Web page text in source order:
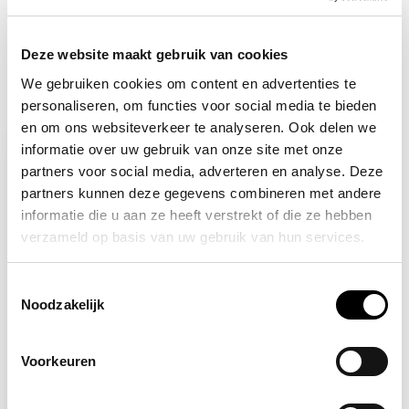
Deze website maakt gebruik van cookies
We gebruiken cookies om content en advertenties te
personaliseren, om functies voor social media te bieden
en om ons websiteverkeer te analyseren. Ook delen we
informatie over uw gebruik van onze site met onze
partners voor social media, adverteren en analyse. Deze
partners kunnen deze gegevens combineren met andere
informatie die u aan ze heeft verstrekt of die ze hebben
verzameld op basis van uw gebruik van hun services.
Noodzakelijk
Voorkeuren
+31 (0) 6 82095086
Recent bekeken
-12%
Zwarte bouwhelm met